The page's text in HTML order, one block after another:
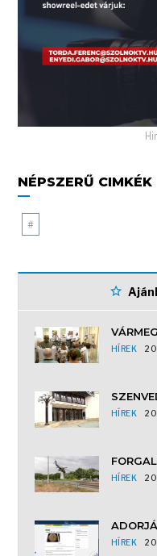
NÉPSZERŰ CIMKÉK
#
HÍREK
HÍREK
HÍREK
HÍREK